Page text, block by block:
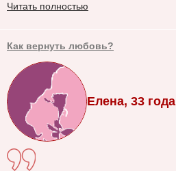
Читать полностью
Как вернуть любовь?
Елена, 33 года